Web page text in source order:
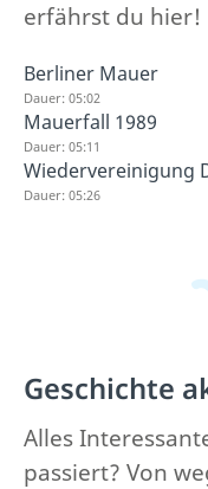
erfährst du hier!
Berliner Mauer
Dauer: 05:02
Mauerfall 1989
Dauer: 05:11
Wiedervereinigung
Dauer: 05:26
Geschichte
Alles
passiert? Von